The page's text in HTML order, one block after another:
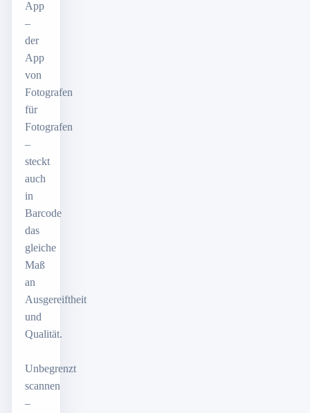
App
–
der
App
von
Fotografen
für
Fotografen
–
steckt
auch
in
Barcode
das
gleiche
Maß
an
Ausgereiftheit
und
Qualität.
Unbegrenzt
scannen
–